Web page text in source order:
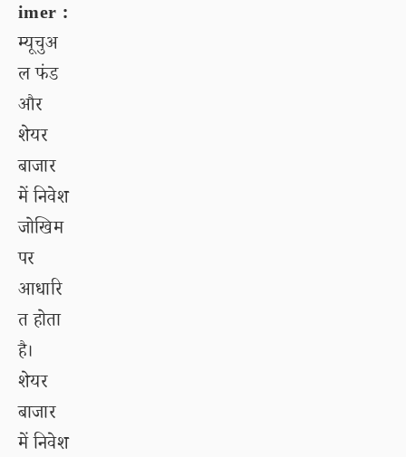
imer :
म्यूचुअ
ल फंड
और
शेयर
बाजार
में निवेश
जोखिम
पर
आधारि
त होता
है।
शेयर
बाजार
में निवेश